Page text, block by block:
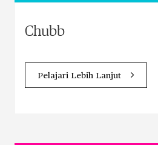
Chubb
Pelajari Lebih Lanjut